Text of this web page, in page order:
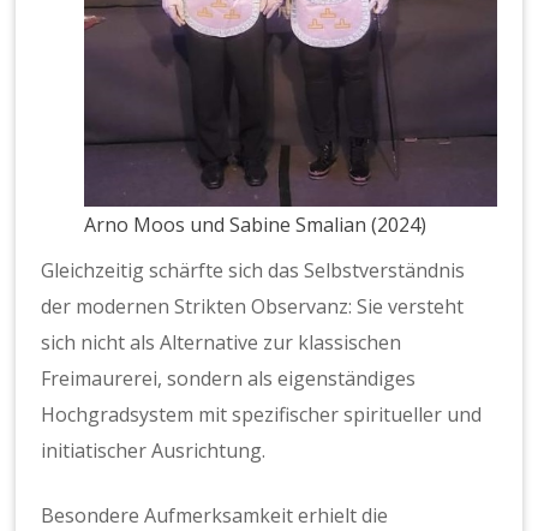
Arno Moos und Sabine Smalian (2024)
Gleichzeitig schärfte sich das Selbstverständnis
der modernen Strikten Observanz: Sie versteht
sich nicht als Alternative zur klassischen
Freimaurerei, sondern als eigenständiges
Hochgradsystem mit spezifischer spiritueller und
initiatischer Ausrichtung.
Besondere Aufmerksamkeit erhielt die